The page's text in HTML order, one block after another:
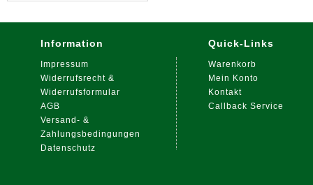
Information
Impressum
Widerrufsrecht &
Widerrufsformular
AGB
Versand- &
Zahlungsbedingungen
Datenschutz
Quick-Links
Warenkorb
Mein Konto
Kontakt
Callback Service